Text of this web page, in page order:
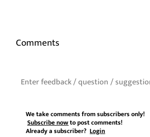
Comments
We take comments from subscribers only!
Subscribe nowto post comments!
Already a subscriber?Login